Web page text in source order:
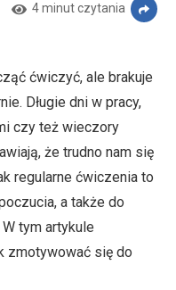
4 minut czytania
ćwiczyć, ale brakuje
Długie dni w pracy,
czy też wieczory
że trudno nam się
regularne ćwiczenia to
a także do
tym artykule
zmotywować się do